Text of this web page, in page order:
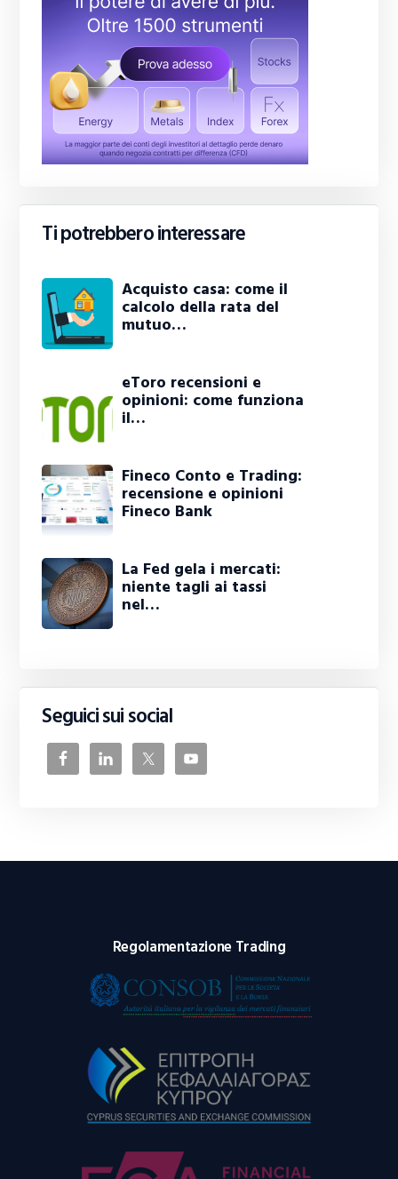
Ti potrebbero interessare
Acquisto casa: come il
calcolo della rata del
mutuo…
eToro recensioni e
opinioni: come funziona
il…
Fineco Conto e Trading:
recensione e opinioni
Fineco Bank
La Fed gela i mercati:
niente tagli ai tassi
nel…
Seguici sui social
Regolamentazione Trading